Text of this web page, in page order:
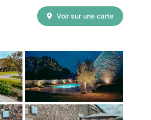
Voir sur une carte